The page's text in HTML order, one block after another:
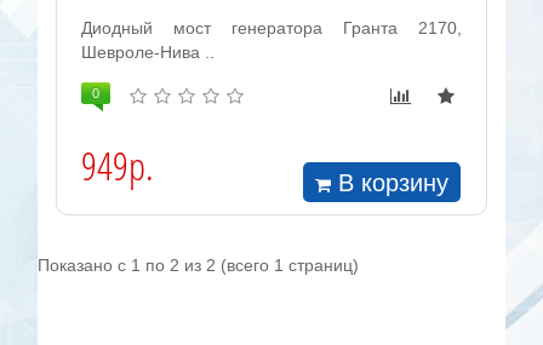
Диодный мост генератора Гранта 2170,
Шевроле-Нива ..
0
949р. В корзину
Показано с 1 по 2 из 2 (всего 1 страниц)